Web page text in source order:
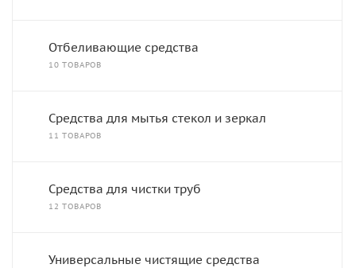
Отбеливающие средства
10 ТОВАРОВ
Средства для мытья стекол и зеркал
11 ТОВАРОВ
Средства для чистки труб
12 ТОВАРОВ
Универсальные чистящие средства